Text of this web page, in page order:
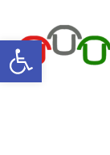
Open
content